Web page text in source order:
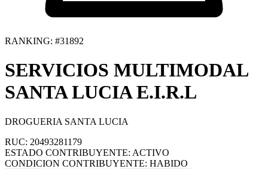
RANKING: #31892
SERVICIOS MULTIMODAL
SANTA LUCIA E.I.R.L
DROGUERIA SANTA LUCIA
RUC: 20493281179
ESTADO CONTRIBUYENTE: ACTIVO
CONDICION CONTRIBUYENTE: HABIDO